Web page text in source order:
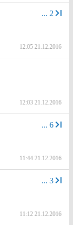
... 2
12:05 21.12.2016
12:03 21.12.2016
... 6
11:44 21.12.2016
... 3
11:12 21.12.2016